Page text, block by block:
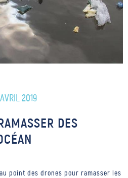
2019
DES
point des drones pour ramasser les